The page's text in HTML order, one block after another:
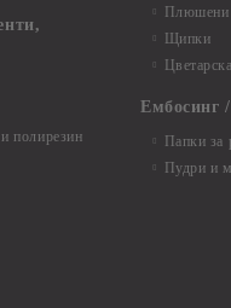
полирезин
Плюшени
Щипки
Ембосинг
Папки за
Пудри и